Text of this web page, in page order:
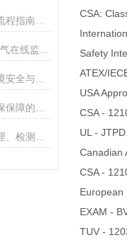
CSA:
Safety
ATEX/
USA
CSA -
UL -
Canadian
CSA -
European
EXAM -
TUV -